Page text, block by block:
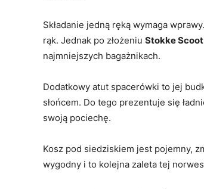
Składanie jedną ręką wymaga
rąk. Jednak po złożeniu Stokke Scoot
najmniejszych bagażnikach.
Dodatkowy atut spacerówki to jej
słońcem. Do tego prezentuje się
swoją pociechę.
Kosz pod siedziskiem jest pojemny,
wygodny i to kolejna zaleta tej